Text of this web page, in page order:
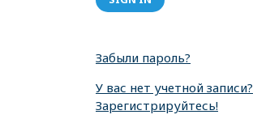
Забыли пароль?
У вас нет учетной записи?
Зарегистрируйтесь!